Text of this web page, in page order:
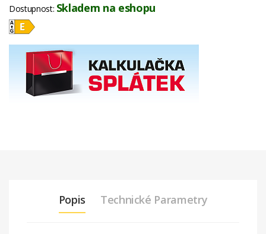
Dostupnost: Skladem na eshopu
Popis Technické Parametry